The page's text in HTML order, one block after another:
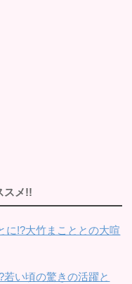
スメ!!
に!?大竹まこととの大喧
若い頃の驚きの活躍と